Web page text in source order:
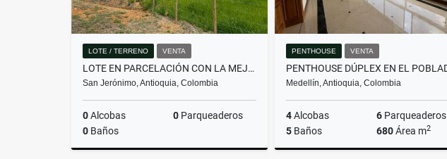
LOTE / TERRENO VENTA
LOTE EN PARCELACIÓN CON LA MEJOR VISTA DEL SECTOR
San Jerónimo, Antioquia, Colombia
0Alcobas 0 Parqueaderos
0 Baños
PENTHOUSE VENTA
Medellín, Antioquia, Colombia
4Alcobas 6 Parqueaderos
5 Baños 680Área m2